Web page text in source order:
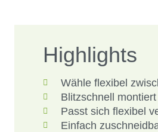
Highlights
Wähle flexibel
Blitzschnell
Passt sich flexibel
Einfach